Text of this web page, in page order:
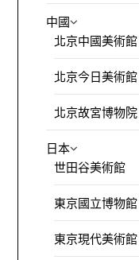
中國
北京中國美術館
北京今日美術館
北京故宮博物院
日本
世田谷美術館
東京國立博物館
東京現代美術館